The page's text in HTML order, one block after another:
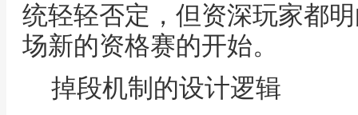
统轻轻否定，但资深玩家都
场新的资格赛的开始。
掉段机制的设计逻辑